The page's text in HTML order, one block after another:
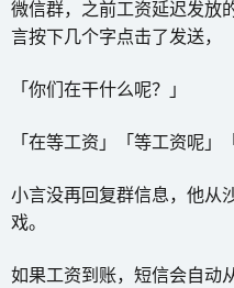
微信群，之前工资延迟发放
言按下几个字点击了发送，
「你们在干什么呢？」
「在等工资」「等工资呢」
小言没再回复群信息，他从
戏。
如果工资到账，短信会自动